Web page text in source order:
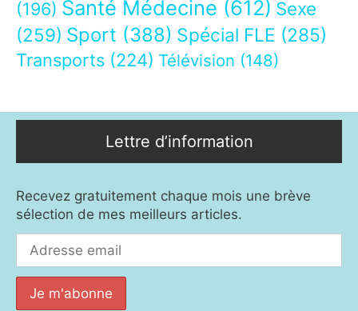
(196) Santé Médecine (612) Sexe
(259) Sport (388) Spécial FLE (285)
Transports (224) Télévision (148)
Lettre d’information
Recevez gratuitement chaque mois une brève
sélection de mes meilleurs articles.